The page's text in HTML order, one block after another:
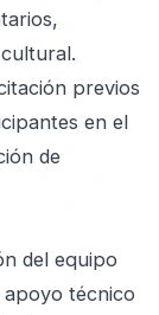
previos
en el
de
del equipo
técnico